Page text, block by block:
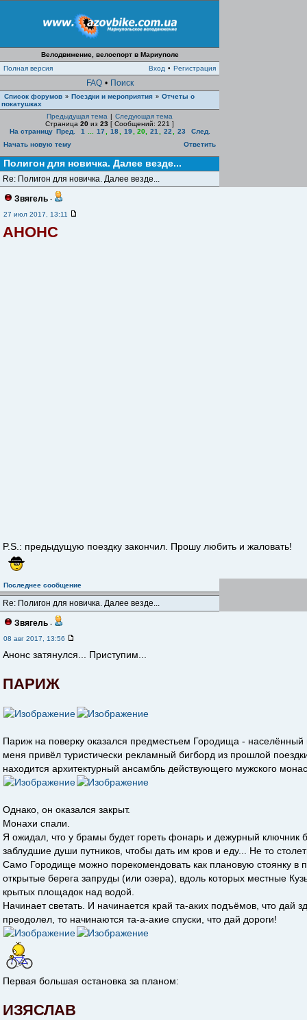
Велодвижение, велоспорт в Мариуполе
Полная версия
Вход • Регистрация
FAQ • Поиск
Список форумов » Поездки и мероприятия » Отчеты о
покатушках
Предыдущая тема | Следующая тема
Страница 20 из 23 [ Сообщений: 221 ]
На страницу Пред. 1 17 18 19 20, 21 22 23
След.
Начать новую тему
Ответить
Полигон для новичка. Далее везде...
Re: Полигон для новичка. Далее везде...
Звягель -
27 июл 2017, 13:11
АНОНС
P.S.: предыдущую поездку закончил. Прошу любить и жаловать!
Последнее сообщение
Re: Полигон для новичка. Далее везде...
Звягель -
08 авг 2017, 13:56
Анонс затянулся... Приступим...
ПАРИЖ
Париж на поверку оказался предместьем Городища - населённый
меня привёл туристически рекламный бигборд из прошлой
находится архитектурный ансамбль действующего мужского
Однако, он оказался закрыт.
Монахи спали.
Я ожидал, что у брамы будет гореть фонарь и дежурный ключник
заблудшие души путников, чтобы дать им кров и еду... Не то
Само Городище можно порекомендовать как плановую стоянку в
открытые берега запруды (или озера), вдоль которых местные
крытых площадок над водой.
Начинает светать. И начинается край та-аких подъёмов, что дай
преодолел, то начинаются та-а-акие спуски, что дай дороги!
Первая большая остановка за планом:
ИЗЯСЛАВ